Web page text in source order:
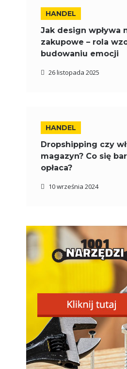
HANDEL
Jak design wpływa
zakupowe – rola
budowaniu emocji
26 listopada 2025
HANDEL
Dropshipping czy
magazyn? Co się
opłaca?
10 września 2024